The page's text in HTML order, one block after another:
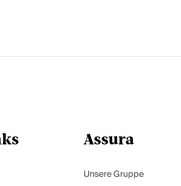
Assura
Unsere Gruppe